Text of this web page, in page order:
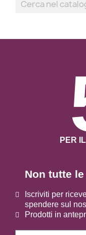
Non tutte
Iscriviti per
spendere sul
Prodotti in
PER